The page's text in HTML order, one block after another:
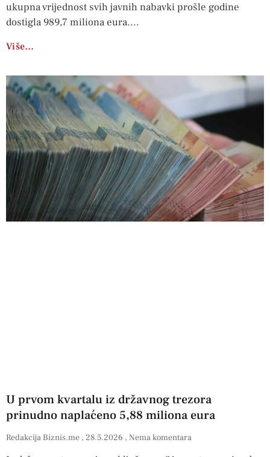
ukupna vrijednost svih javnih nabavki prošle godine
dostigla 989,7 miliona eura.
Više…
U prvom kvartalu iz državnog trezora
prinudno naplaćeno 5,88 miliona eura
Redakcija Biznis.me 28.5.2026 Nema komentara